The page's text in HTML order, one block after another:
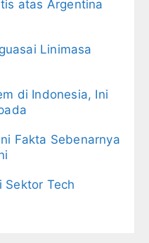
atas Argentina
Linimasa
di Indonesia, Ini
Fakta Sebenarnya
Sektor Tech